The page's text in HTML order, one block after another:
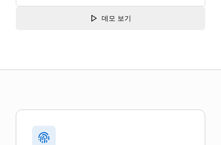
데모 보기
blurgate.legal을 선택해야 하는 이유